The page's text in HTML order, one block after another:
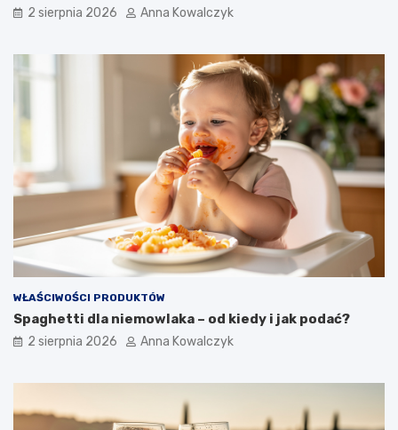
2 sierpnia 2026 Anna Kowalczyk
WŁAŚCIWOŚCI PRODUKTÓW
Spaghetti dla niemowlaka – od kiedy i jak podać?
2 sierpnia 2026 Anna Kowalczyk